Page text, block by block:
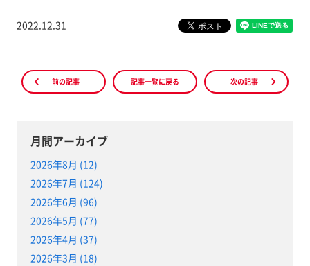
2022.12.31
前の記事 記事一覧に戻る 次の記事
月間アーカイブ
2026年8月 (12)
2026年7月 (124)
2026年6月 (96)
2026年5月 (77)
2026年4月 (37)
2026年3月 (18)